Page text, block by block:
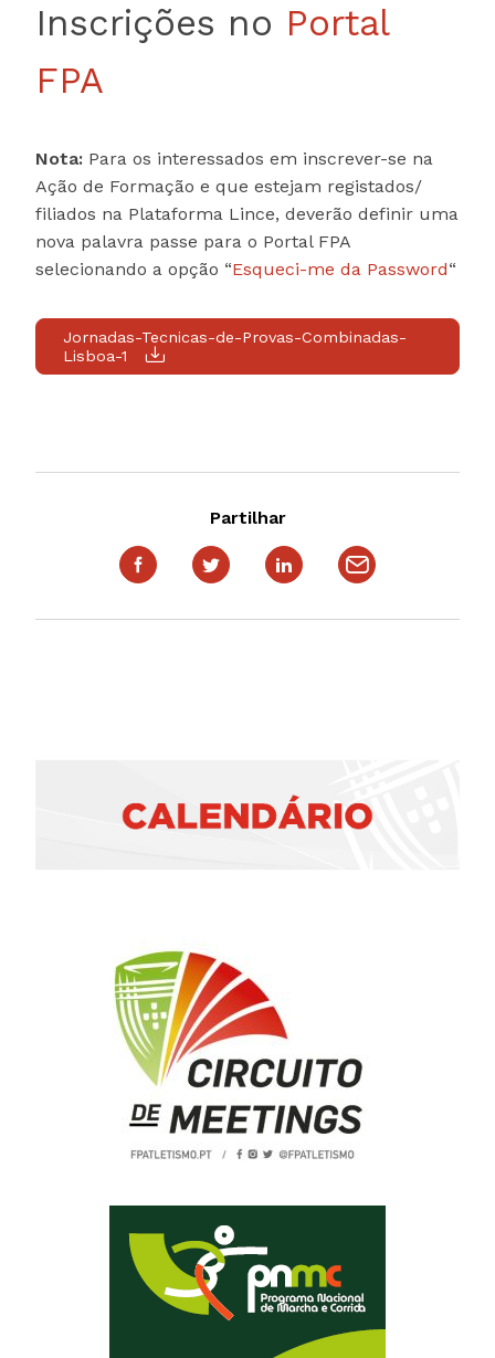
Inscrições no Portal
FPA
Nota: Para os interessados em inscrever-se na
Ação de Formação e que estejam registados/
filiados na Plataforma Lince, deverão definir uma
nova palavra passe para o Portal FPA
selecionando a opção “Esqueci-me da Password“
Jornadas-Tecnicas-de-Provas-Combinadas-
Lisboa-1
Partilhar